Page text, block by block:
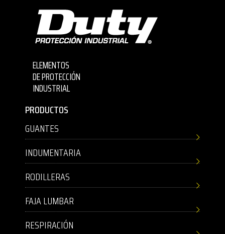
ELEMENTOS
DE PROTECCIÓN
INDUSTRIAL
PRODUCTOS
GUANTES
INDUMENTARIA
RODILLERAS
FAJA LUMBAR
RESPIRACIÓN